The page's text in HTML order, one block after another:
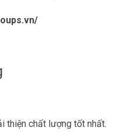
thiện chất lượng tốt nhất.